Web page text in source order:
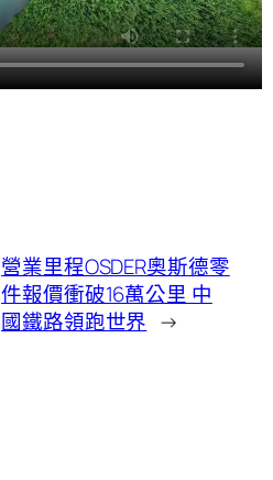
營業里程OSDER奧斯德零
件報價衝破16萬公里 中
國鐵路領跑世界 →